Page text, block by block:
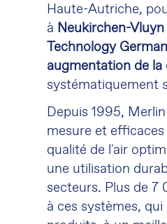
Haute-Autriche,
à Neukirchen-
Technology
augmentation de la
systématiquement
Depuis 1995,
mesure et
qualité de l'air
une utilisation
secteurs. Plus de 7
à ces systèmes,